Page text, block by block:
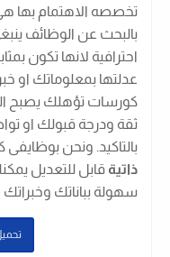
تخصصه الاهتمام بها
بالبحث عن الوظائف
احترافية لانها تكون
عدلتها بمعلوماتك او
كورسات تؤهلك يصبح
ثقة ودرجة قبولك او
بالتاكيد. ونحن
ذاتية قابل للتعديل
سهولة بباناتك وخبراتك